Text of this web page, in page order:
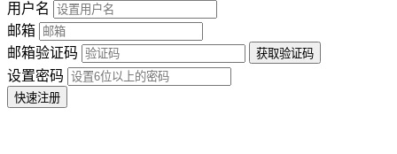
用户名
邮箱
邮箱验证码
设置密码